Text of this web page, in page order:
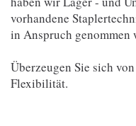
vorhandene
in Anspruch genommen
Überzeugen Sie sich
Flexibilität.